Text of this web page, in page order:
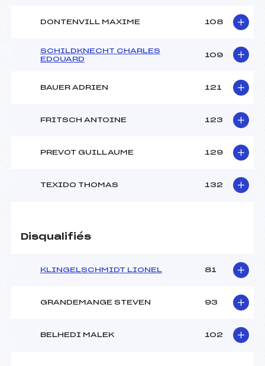
DONTENVILL MAXIME 108
SCHILDKNECHT CHARLES
EDOUARD
109
BAUER ADRIEN 121
FRITSCH ANTOINE 123
PREVOT GUILLAUME 129
TEXIDO THOMAS 132
Disqualifiés
KLINGELSCHMIDT LIONEL 81
GRANDEMANGE STEVEN 93
BELHEDI MALEK 102